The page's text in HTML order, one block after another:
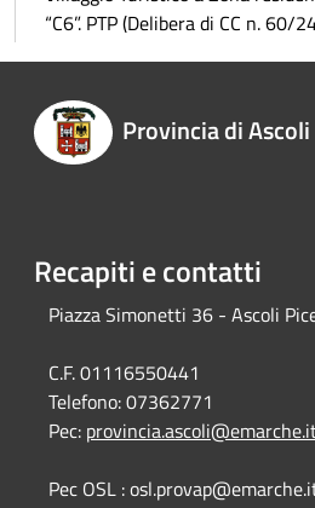
“C6”. PTP (Delibera di CC n. 60/
Provincia di
Recapiti e contatti
Piazza Simonetti 36 - Ascoli
C.F. 01116550441
Telefono:07362771
Pec:
Pec OSL :